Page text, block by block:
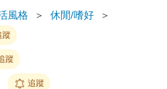
風格 ＞ 休閒/嗜好
＞
蹤
蹤
追蹤